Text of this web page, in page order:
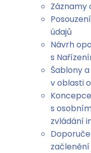
údajů
Návrh
s
Šablony
v oblasti
s
zvládání